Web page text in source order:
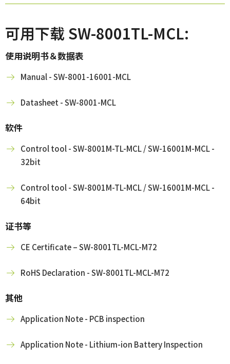
可用下载 SW-8001TL-MCL:
使用说明书＆数据表
Manual - SW-8001-16001-MCL
Datasheet - SW-8001-MCL
软件
Control tool - SW-8001M-TL-MCL / SW-16001M-MCL -
32bit
Control tool - SW-8001M-TL-MCL / SW-16001M-MCL -
64bit
证书等
CE Certificate – SW-8001TL-MCL-M72
RoHS Declaration - SW-8001TL-MCL-M72
其他
Application Note - PCB inspection
Application Note - Lithium-ion Battery Inspection